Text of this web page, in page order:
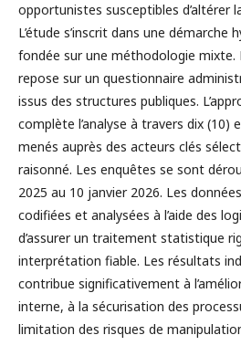
opportunistes susceptibles d’altérer
L’étude s’inscrit dans une
fondée sur une méthodologie mixte.
repose sur un questionnaire
issus des structures publiques.
complète l’analyse à travers dix (10)
menés auprès des acteurs clés
raisonné. Les enquêtes se sont
2025 au 10 janvier 2026. Les
codifiées et analysées à l’aide des
d’assurer un traitement statistique
interprétation fiable. Les résultats
contribue significativement à
interne, à la sécurisation des
limitation des risques de